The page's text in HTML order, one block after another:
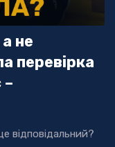
не
перевірка
–
відповідальний?